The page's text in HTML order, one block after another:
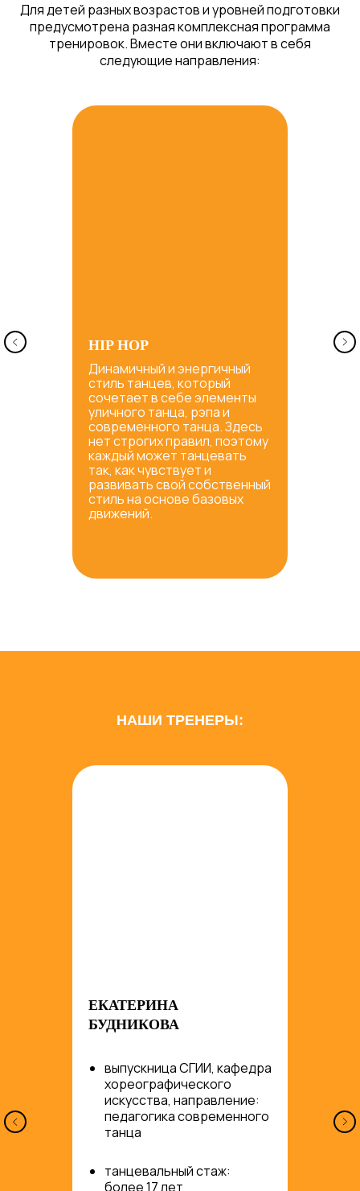
Для детей разных возрастов и уровней подготовки
предусмотрена разная комплексная программа
тренировок. Вместе они включают в себя
следующие направления:
HIP HOP
Динамичный и энергичный
стиль танцев, который
сочетает в себе элементы
уличного танца, рэпа и
современного танца. Здесь
нет строгих правил, поэтому
каждый может танцевать
так, как чувствует и
развивать свой собственный
стиль на основе базовых
движений.
НАШИ ТРЕНЕРЫ:
ЕКАТЕРИНА
БУДНИКОВА
выпускница СГИИ, кафедра
хореографического
искусства, направление:
педагогика современного
танца
танцевальный стаж:
более 17 лет